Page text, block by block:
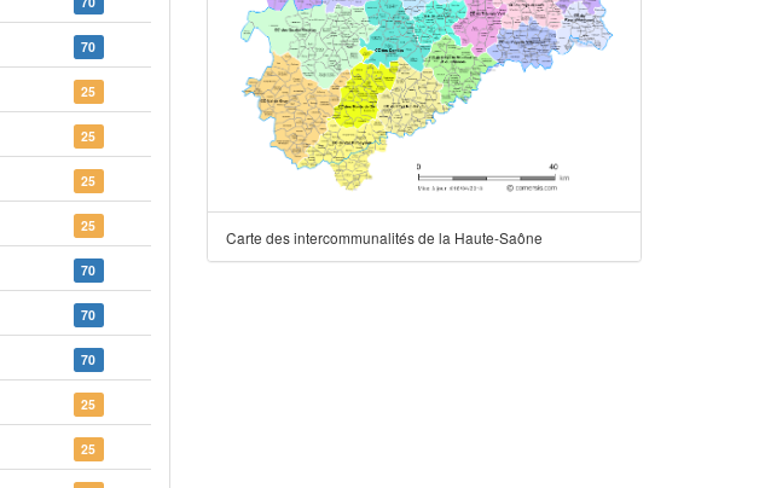
70
25
25
25
25
70
70
70
25
25
Carte des intercommunalités de la Haute-Saône